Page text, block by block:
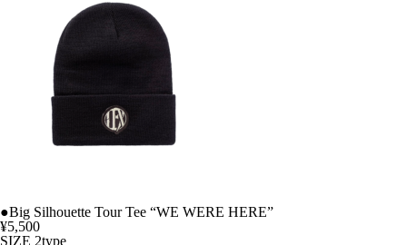
●Big Silhouette Tour Tee “WE WERE HERE”
¥5,500
SIZE 2type